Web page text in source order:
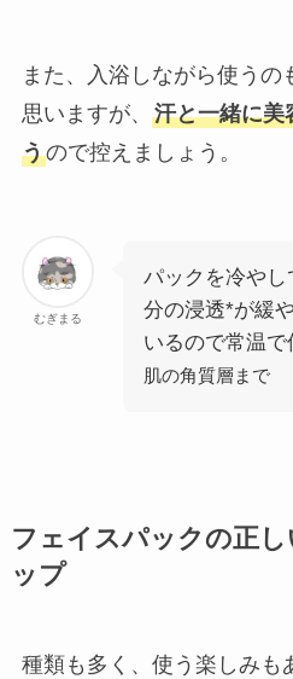
また、入浴しながら使うの
思いますが、 汗と一緒に美
うので控えましょう。
むぎまる
パックを冷や
分の浸透*が緩
いるので常温で
肌の角質層まで
フェイスパックの正
ップ
種類も多く、使う楽しみも